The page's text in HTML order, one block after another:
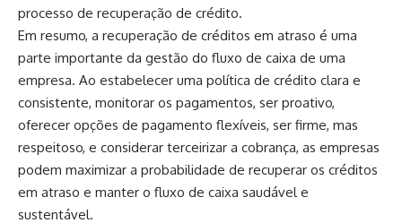
processo de recuperação de crédito.
Em resumo, a recuperação de créditos em atraso é uma
parte importante da gestão do fluxo de caixa de uma
empresa. Ao estabelecer uma política de crédito clara e
consistente, monitorar os pagamentos, ser proativo,
oferecer opções de pagamento flexíveis, ser firme, mas
respeitoso, e considerar terceirizar a cobrança, as empresas
podem maximizar a probabilidade de recuperar os créditos
em atraso e manter o fluxo de caixa saudável e
sustentável.